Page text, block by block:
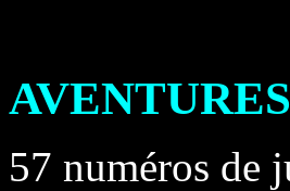
57 numéros de